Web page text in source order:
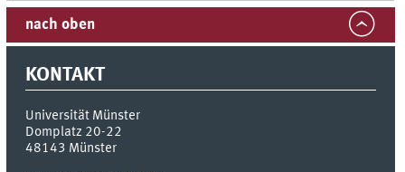
nach oben
KONTAKT
Universität Münster
Domplatz 20-22
48143 Münster